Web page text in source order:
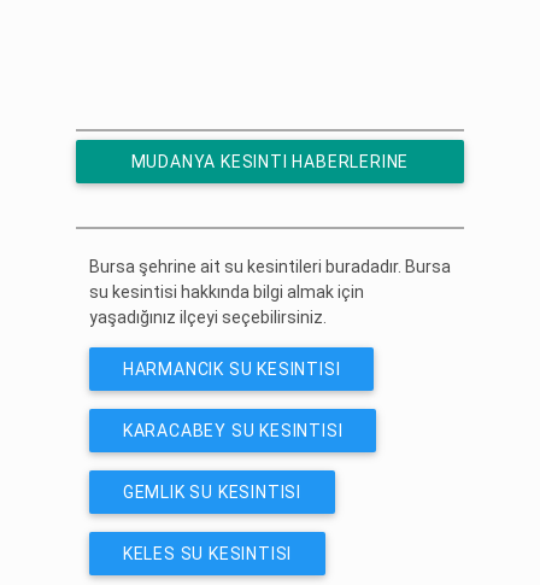
MUDANYA KESINTI HABERLERINE
Bursa şehrine ait su kesintileri buradadır. Bursa
su kesintisi hakkında bilgi almak için
yaşadığınız ilçeyi seçebilirsiniz.
HARMANCIK SU KESINTISI
KARACABEY SU KESINTISI
GEMLIK SU KESINTISI
KELES SU KESINTISI